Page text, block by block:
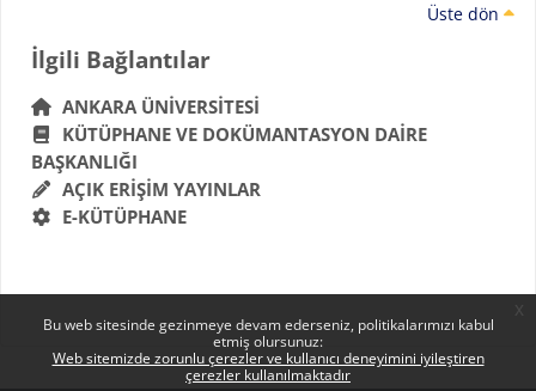
Bu web sitesinde gezinmeye devam ederseniz, politikalarımızı kabul
etmiş olursunuz:
Web sitemizde zorunlu çerezler ve kullanıcı deneyimini iyileştiren
çerezler kullanılmaktadır
Üste dön
Bloklar
İlgili Bağlantılar 'yı atla
İlgili Bağlantılar
ANKARA ÜNIVERSITESI
KÜTÜPHANE VE DOKÜMANTASYON DAIRE
BAŞKANLIĞI
AÇIK ERIŞIM YAYINLAR
E-KÜTÜPHANE